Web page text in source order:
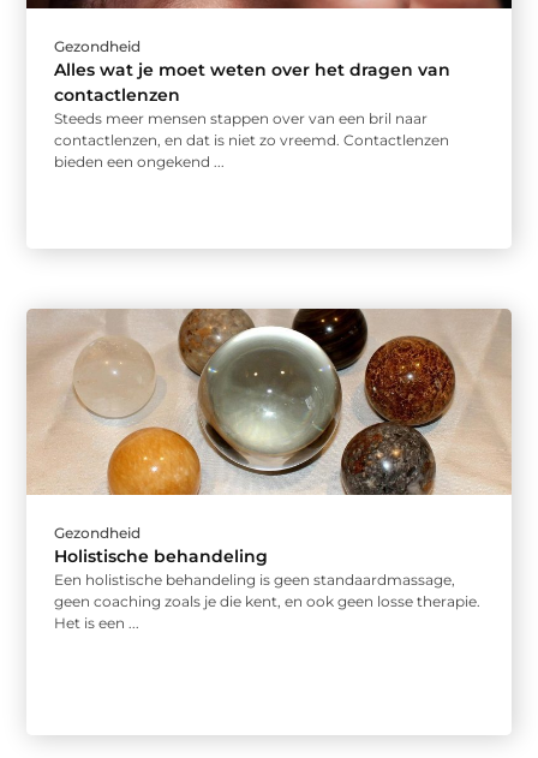
Gezondheid
Alles wat je moet weten over het dragen van
contactlenzen
Steeds meer mensen stappen over van een bril naar
contactlenzen, en dat is niet zo vreemd. Contactlenzen
bieden een ongekend ...
Gezondheid
Holistische behandeling
Een holistische behandeling is geen standaardmassage,
geen coaching zoals je die kent, en ook geen losse therapie.
Het is een ...